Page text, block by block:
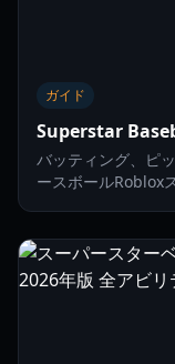
ガイド
Superstar
バッティング、ピ
ースボールRoblox